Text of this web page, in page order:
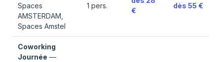
Spaces
AMSTERDAM,
Spaces Amstel
1 pers.
€
dès 55 €
Coworking
Journée —